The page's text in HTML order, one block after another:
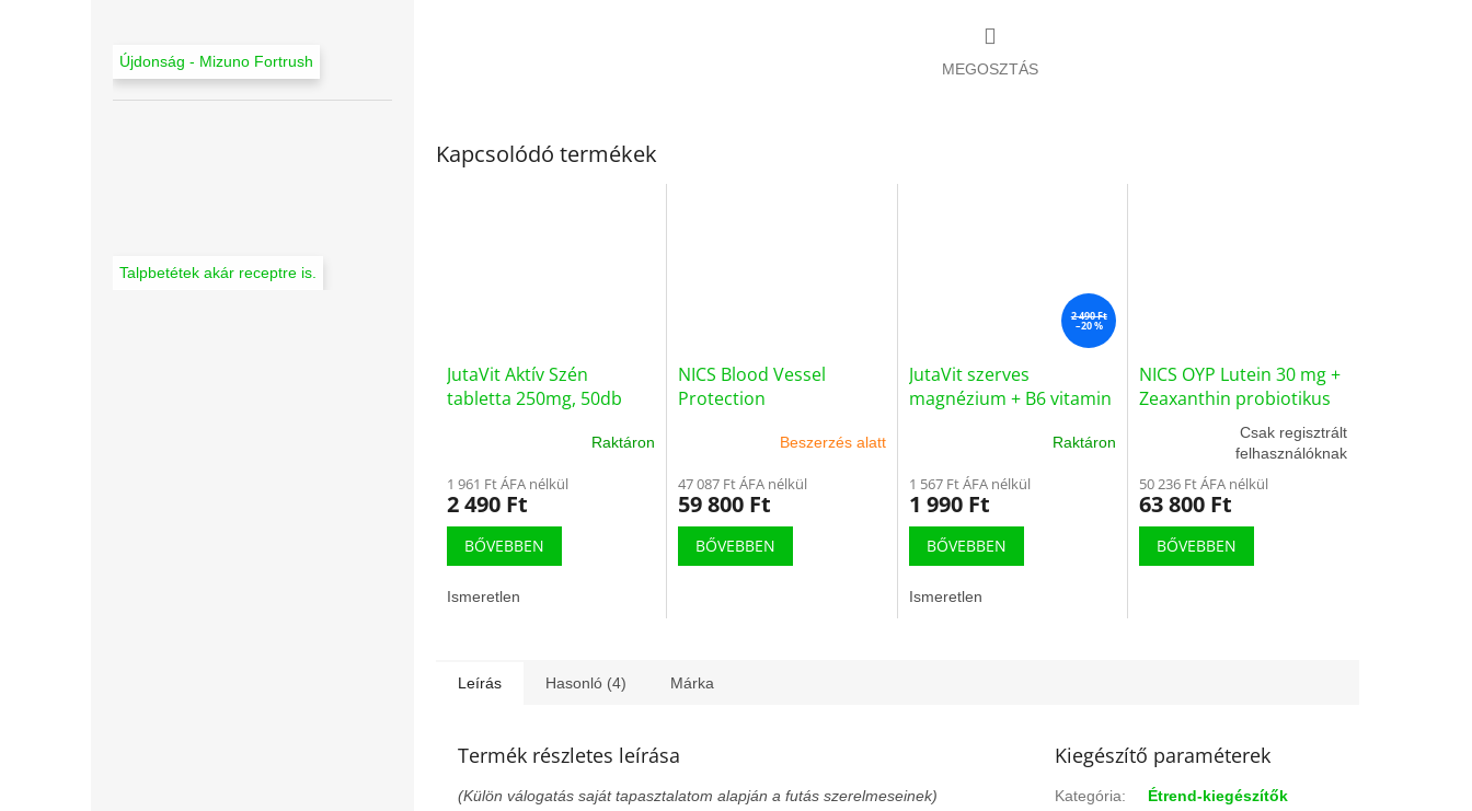
Újdonság - Mizuno Fortrush
Talpbetétek akár receptre is.
MEGOSZTÁS
Kapcsolódó termékek
JutaVit Aktív Szén
tabletta 250mg, 50db
Raktáron
1 961 Ft ÁFA nélkül
2 490 Ft
BŐVEBBEN
Ismeretlen
NICS Blood Vessel
Protection
Beszerzés alatt
47 087 Ft ÁFA nélkül
59 800 Ft
BŐVEBBEN
2 490 Ft
–20 %
JutaVit szerves
magnézium + B6 vitamin
Raktáron
1 567 Ft ÁFA nélkül
1 990 Ft
BŐVEBBEN
Ismeretlen
NICS OYP Lutein 30 mg +
Zeaxanthin probiotikus
Csak regisztrált
felhasználóknak
50 236 Ft ÁFA nélkül
63 800 Ft
BŐVEBBEN
Leírás Hasonló (4) Márka
Termék részletes leírása
(Külön válogatás saját tapasztalatom alapján a futás szerelmeseinek)
Kiegészítő paraméterek
Kategória:
Étrend-kiegészítők